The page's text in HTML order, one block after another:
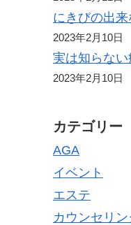
にきびの出来
2023年2月10日
実は知らない
2023年2月10日
カテゴリー
AGA
イベント
エステ
カウンセリン